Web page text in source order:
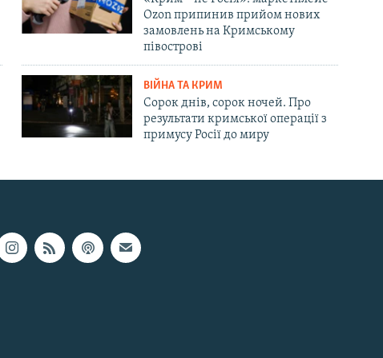
Ozon припинив прийом нових
замовлень на Кримському
півострові
ВІЙНА ТА КРИМ
Сорок днів, сорок ночей. Про
результати кримської операції з
примусу Росії до миру